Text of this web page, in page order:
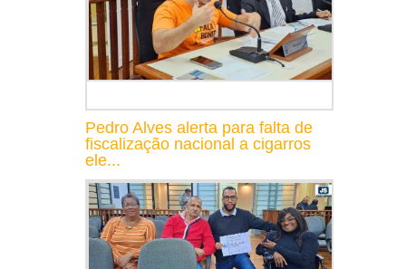
Pedro Alves alerta para falta de
fiscalização nacional a cigarros
ele...